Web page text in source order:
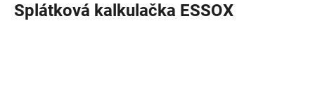
Splátková kalkulačka ESSOX